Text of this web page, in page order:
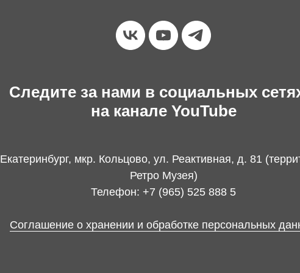
Следите за нами в социальных
на канале YouTube
Екатеринбург, мкр. Кольцово, ул. Реактивная, д. 81
Ретро Музея)
Телефон: +7 (965) 525 888 5
Соглашение о хранении и обработке персональных